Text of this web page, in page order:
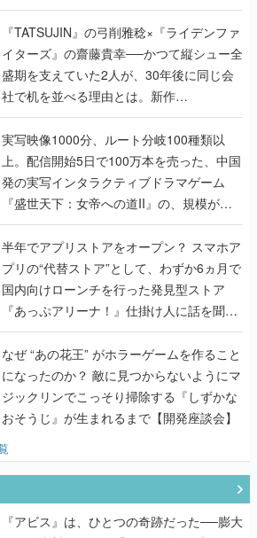
で作り込まれた理由を両ディレクターに聞
く
『TATSUJIN』の弓削雅稔×『ライデンファ
イターズ』の齋藤貴幸──かつて縦シュー全
盛期を支えていた2人が、30年後に同じ会
社で机を並べる理由とは。新作
『TATSUJIN EXTREME』で初タッグを組
んだレジェンド2人に訊く開発秘話
実写映像1000分、ルート分岐100種類以
上。配信開始5日で100万本を売った、中国
発の実写インタラクティブドラマゲーム
『盛世天下：女帝への道II』の、規模が違
うこだわりをプロデューサーに聞いた
半年でアプリストアをオープン？ スマホア
プリの“代替ストア”として、わずか6ヵ月で
国内向けローンチを行った発見型ストア
『あっぷアリーナ！』仕掛け人に話を聞い
てみた
なぜ “あの花王” がホラーゲームを作ること
になったのか？ 敵に見つからないようにマ
ジックリンでこっそり掃除する『しずかな
おそうじ』が生まれるまで【開発座談会】
『アビス』は、ひとつの奇跡だった──膨大